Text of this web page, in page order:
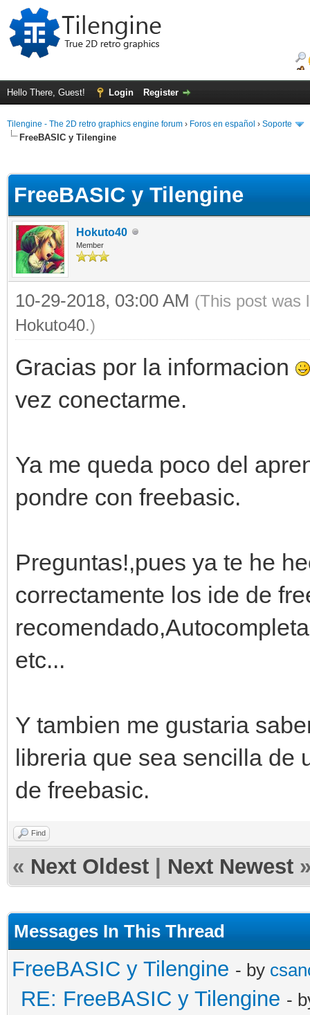
Hello There, Guest! Login Register
Tilengine - The 2D retro graphics engine forum › Foros en español › Soporte
FreeBASIC y Tilengine
FreeBASIC y Tilengine
Hokuto40
Member
10-29-2018, 03:00 AM (This post was
Hokuto40.)
Gracias por la informacion
vez conectarme.
Ya me queda poco del
pondre con freebasic.
Preguntas!,pues ya te he
correctamente los ide de
etc...
Y tambien me gustaria
libreria que sea sencilla de
de freebasic.
Find
« Next Oldest Next Newest
Messages In This Thread
FreeBASIC y Tilengine - by
RE: FreeBASIC y Tilengine -